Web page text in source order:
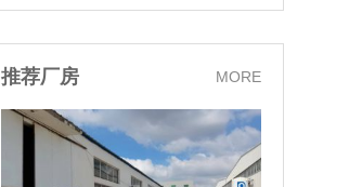
推荐厂房 MORE